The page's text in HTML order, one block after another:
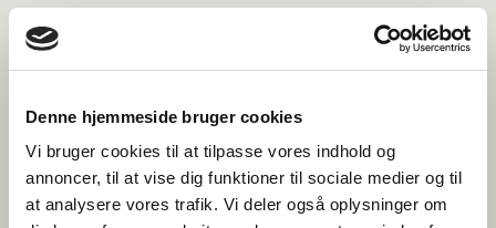
Denne hjemmeside bruger cookies
Vi bruger cookies til at tilpasse vores indhold og
annoncer, til at vise dig funktioner til sociale medier og til
at analysere vores trafik. Vi deler også oplysninger om